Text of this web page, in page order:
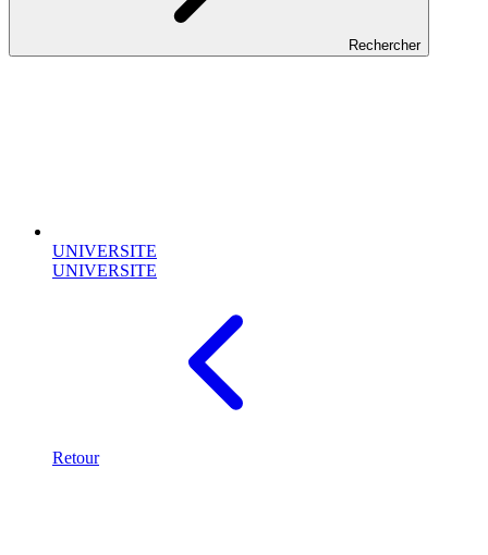
Rechercher
UNIVERSITE
UNIVERSITE
Retour